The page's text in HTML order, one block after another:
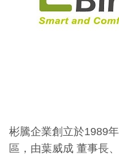
彬騰企業創立於1989
區，由葉威成 董事長